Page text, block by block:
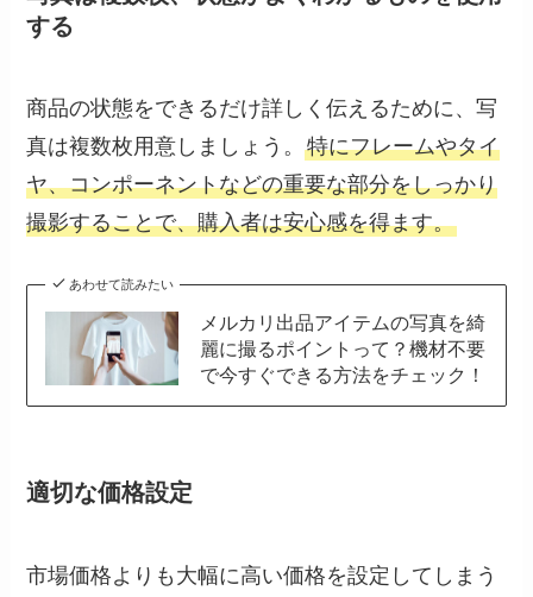
する
商品の状態をできるだけ詳しく伝えるために、写
真は複数枚用意しましょう。特にフレームやタイ
ヤ、コンポーネントなどの重要な部分をしっかり
撮影することで、購入者は安心感を得ます。
あわせて読みたい
メルカリ出品アイテムの写真を綺
麗に撮るポイントって？機材不要
で今すぐできる方法をチェック！
適切な価格設定
市場価格よりも大幅に高い価格を設定してしまう